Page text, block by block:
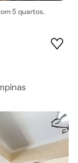
5 quartos.